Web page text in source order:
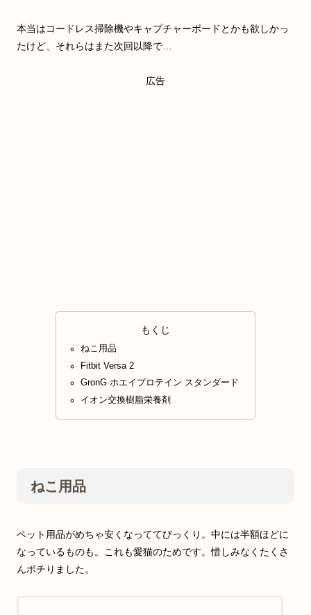
本当はコードレス掃除機やキャプチャーボードとかも欲しかっ
たけど、それらはまた次回以降で…
広告
もくじ
ねこ用品
Fitbit Versa 2
GronG ホエイプロテイン スタンダード
イオン交換樹脂栄養剤
ねこ用品
ペット用品がめちゃ安くなっててびっくり。中には半額ほどに
なっているものも。これも愛猫のためです。惜しみなくたくさ
んポチりました。